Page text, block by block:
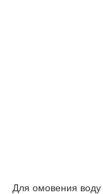
Для омовения